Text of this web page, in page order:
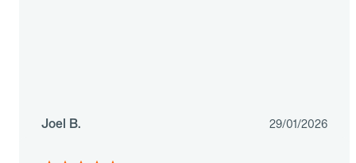
Joel B. 29/01/2026